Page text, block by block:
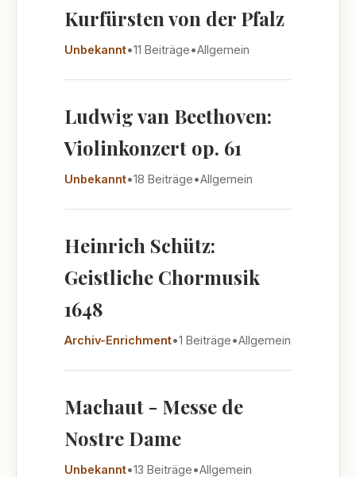
Kurfürsten von der Pfalz
Unbekannt•11 Beiträge•Allgemein
Ludwig van Beethoven:
Violinkonzert op. 61
Unbekannt•18 Beiträge•Allgemein
Heinrich Schütz:
Geistliche Chormusik
1648
Archiv-Enrichment•1 Beiträge•Allgemein
Machaut - Messe de
Nostre Dame
Unbekannt•13 Beiträge•Allgemein